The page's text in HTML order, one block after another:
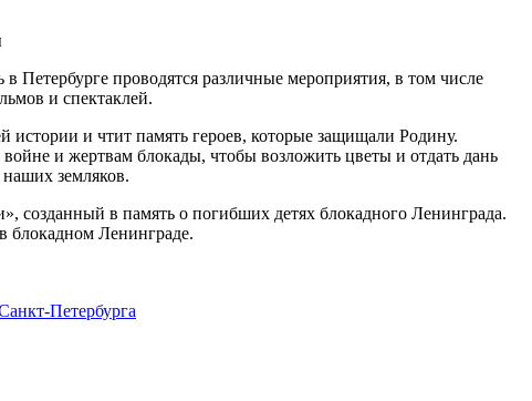
Петербурге проводятся различные мероприятия, в том числе
и спектаклей.
истории и чтит память героев, которые защищали Родину.
и жертвам блокады, чтобы возложить цветы и отдать дань
земляков.
созданный в память о погибших детях блокадного Ленинграда.
блокадном Ленинграде.
Петербурга